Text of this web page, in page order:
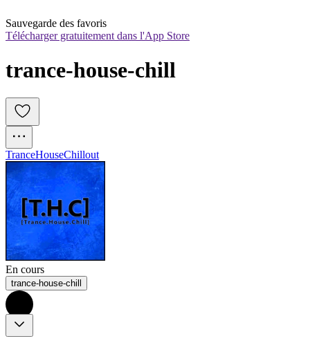
Sauvegarde des favoris
Télécharger gratuitement dans l'App Store
trance-house-chill
TranceHouseChillout
En cours
trance-house-chill